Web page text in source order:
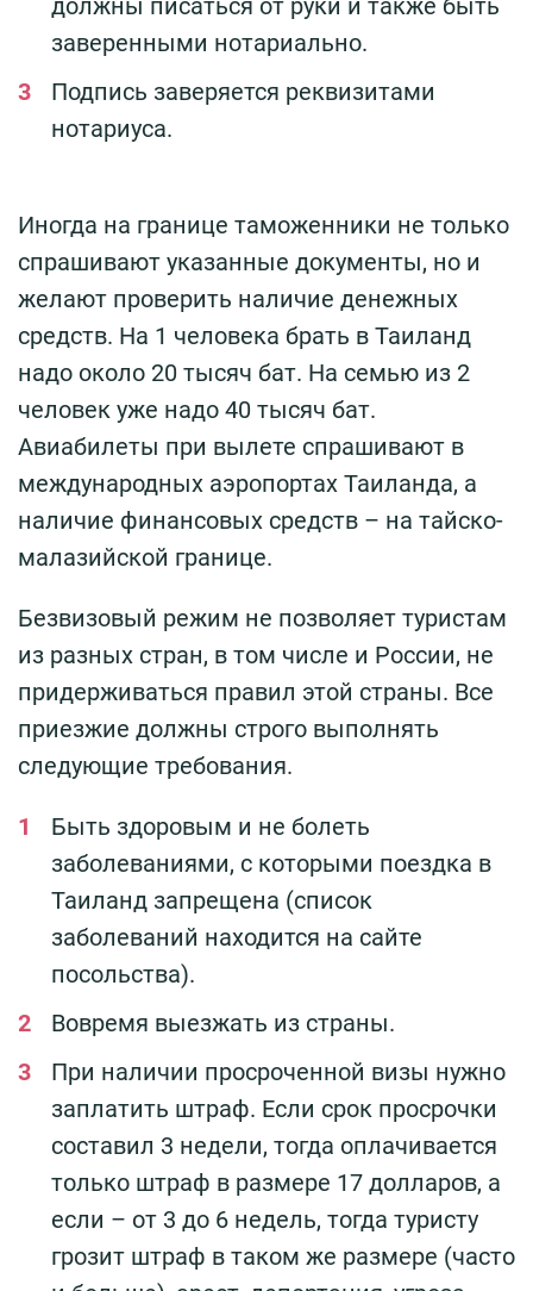
должны писаться от руки и также быть
заверенными нотариально.
Подпись заверяется реквизитами
нотариуса.
Иногда на границе таможенники не только
спрашивают указанные документы, но и
желают проверить наличие денежных
средств. На 1 человека брать в Таиланд
надо около 20 тысяч бат. На семью из 2
человек уже надо 40 тысяч бат.
Авиабилеты при вылете спрашивают в
международных аэропортах Таиланда, а
наличие финансовых средств – на тайско-
малазийской границе.
Безвизовый режим не позволяет туристам
из разных стран, в том числе и России, не
придерживаться правил этой страны. Все
приезжие должны строго выполнять
следующие требования.
Быть здоровым и не болеть
заболеваниями, с которыми поездка в
Таиланд запрещена (список
заболеваний находится на сайте
посольства).
Вовремя выезжать из страны.
При наличии просроченной визы нужно
заплатить штраф. Если срок просрочки
составил 3 недели, тогда оплачивается
только штраф в размере 17 долларов, а
если – от 3 до 6 недель, тогда туристу
грозит штраф в таком же размере (часто